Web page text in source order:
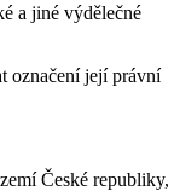
a jiné výdělečné
označení její právní
České republiky,